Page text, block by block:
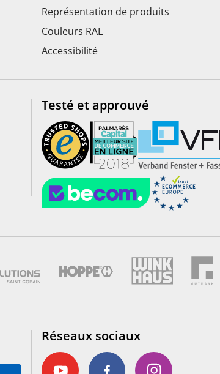
Représentation de produits
Couleurs RAL
Accessibilité
Testé et approuvé
Réseaux sociaux